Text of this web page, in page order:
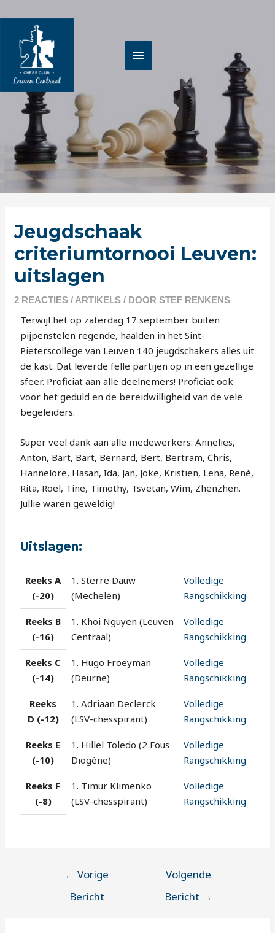
naar
inhoud
Jeugdschaak
criteriumtornooi Leuven:
uitslagen
2 REACTIES / ARTIKELS / DOORSTEF RENKENS
Terwijl het op zaterdag 17 september buiten
pijpenstelen regende, haalden in het Sint-
Pieterscollege van Leuven 140 jeugdschakers alles uit
de kast. Dat leverde felle partijen op in een gezellige
sfeer. Proficiat aan alle deelnemers! Proficiat ook
voor het geduld en de bereidwilligheid van de vele
begeleiders.
Super veel dank aan alle medewerkers: Annelies,
Anton, Bart, Bart, Bernard, Bert, Bertram, Chris,
Hannelore, Hasan, Ida, Jan, Joke, Kristien, Lena, René,
Rita, Roel, Tine, Timothy, Tsvetan, Wim, Zhenzhen.
Jullie waren geweldig!
Uitslagen:
Reeks A
(-20)
1. Sterre Dauw
(Mechelen)
Volledige
Rangschikking
Reeks B
(-16)
1. Khoi Nguyen (Leuven
Centraal)
Volledige
Rangschikking
Reeks C
(-14)
1. Hugo Froeyman
(Deurne)
Volledige
Rangschikking
Reeks
D (-12)
1. Adriaan Declerck
(LSV-chesspirant)
Volledige
Rangschikking
Reeks E
(-10)
1. Hillel Toledo (2 Fous
Diogène)
Volledige
Rangschikking
Reeks F
(-8)
1. Timur Klimenko
(LSV-chesspirant)
Volledige
Rangschikking
← Vorige
Bericht
Volgende
Bericht →